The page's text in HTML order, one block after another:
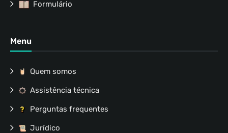
Formulário
Menu
Quem somos
Assistência técnica
Perguntas frequentes
Jurídico